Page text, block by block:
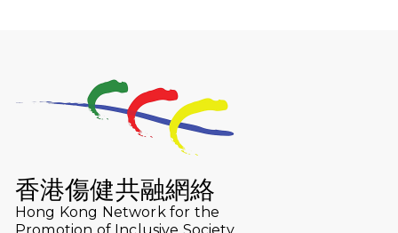
2026-07-23
猛龍長跑隊恆常練習 - 7月23日
（19:00開始）
猛龍長跑隊恆常練習 - 7月16日
2026-07-10
【猛龍戈壁118公里分享暨香港傷健共
香港傷健共融網絡
Hong Kong Network for the